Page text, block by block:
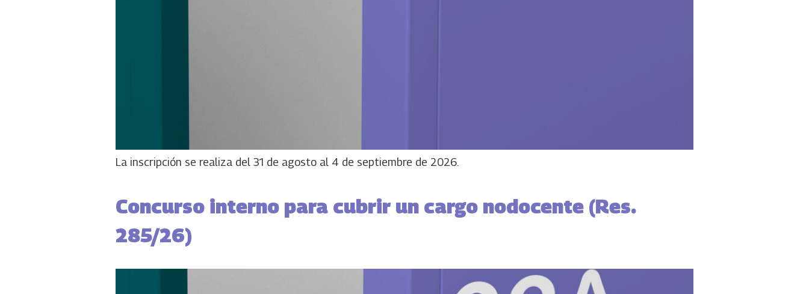
La inscripción se realiza del 31 de agosto al 4 de septiembre de 2026.
Concurso interno para cubrir un cargo nodocente (Res.
285/26)